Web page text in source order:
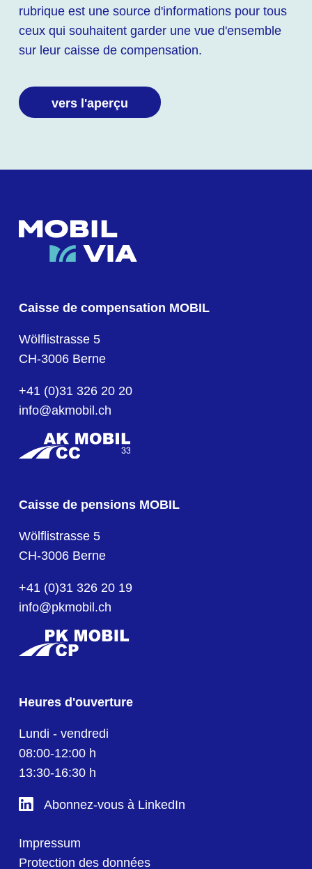
rubrique est une source d'informations pour tous
ceux qui souhaitent garder une vue d'ensemble
sur leur caisse de compensation.
vers l'aperçu
Caisse de compensation MOBIL
Wölflistrasse 5
CH-3006 Berne
+41 (0)31 326 20 20
info@akmobil.ch
Caisse de pensions MOBIL
Wölflistrasse 5
CH-3006 Berne
+41 (0)31 326 20 19
info@pkmobil.ch
Heures d'ouverture
Lundi - vendredi
08:00-12:00 h
13:30-16:30 h
Abonnez-vous à LinkedIn
Impressum
Protection des données